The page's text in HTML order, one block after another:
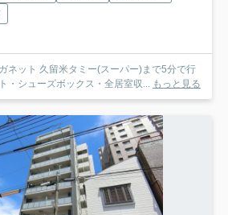
ネット 久留米タミー(スーパー)まで5分で行
・シューズボックス・全居室収... もっと見る